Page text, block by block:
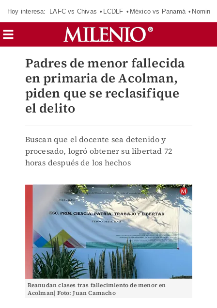
Hoy interesa: LAFC vs Chivas LCDLF México vs Panamá
Padres de menor fallecida
en primaria de Acolman,
piden que se reclasifique
el delito
Buscan que el docente sea detenido y
procesado, logró obtener su libertad 72
horas después de los hechos
Reanudan clases tras fallecimiento de menor en
Acolman| Foto: Juan Camacho